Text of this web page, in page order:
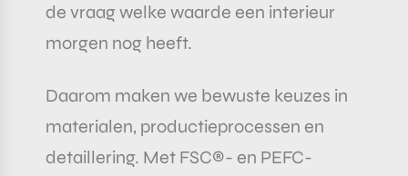
de vraag welke waarde een interieur
morgen nog heeft.
Daarom maken we bewuste keuzes in
materialen, productieprocessen en
detaillering. Met FSC®- en PEFC-